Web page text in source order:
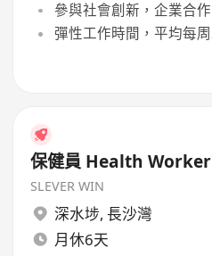
參與社會創新，企業合
彈性工作時間，平均每
保健員 Health Worker
SLEVER WIN
深水埗, 長沙灣
月休6天